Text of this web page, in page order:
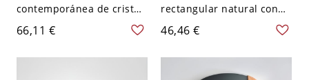
contemporánea de cristal
claro con montaje
empotrado redondo en
luz blanca, 8,5" de ancho
66,11 €
rectangular natural con
bombillas LED - 110 A 120
V 35,56 cm Luz cálida
46,46 €